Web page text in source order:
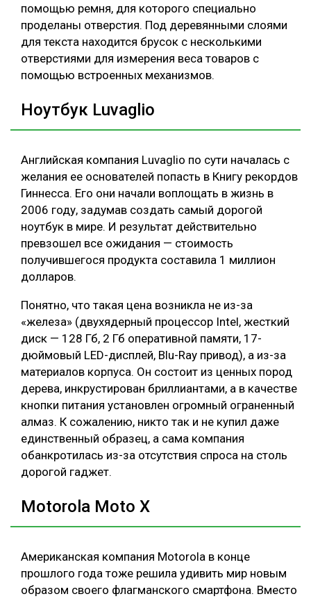
помощью ремня, для которого специально
проделаны отверстия. Под деревянными слоями
для текста находится брусок с несколькими
отверстиями для измерения веса товаров с
помощью встроенных механизмов.
Ноутбук Luvaglio
Английская компания Luvaglio по сути началась с
желания ее основателей попасть в Книгу рекордов
Гиннесса. Его они начали воплощать в жизнь в
2006 году, задумав создать самый дорогой
ноутбук в мире. И результат действительно
превзошел все ожидания — стоимость
получившегося продукта составила 1 миллион
долларов.
Понятно, что такая цена возникла не из-за
«железа» (двухядерный процессор Intel, жесткий
диск — 128 Гб, 2 Гб оперативной памяти, 17-
дюймовый LED-дисплей, Blu-Ray привод), а из-за
материалов корпуса. Он состоит из ценных пород
дерева, инкрустирован бриллиантами, а в качестве
кнопки питания установлен огромный ограненный
алмаз. К сожалению, никто так и не купил даже
единственный образец, а сама компания
обанкротилась из-за отсутствия спроса на столь
дорогой гаджет.
Motorola Moto X
Американская компания Motorola в конце
прошлого года тоже решила удивить мир новым
образом своего флагманского смартфона. Вместо